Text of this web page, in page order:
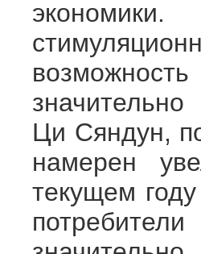
Ци Сяндун,
намерен
текущем